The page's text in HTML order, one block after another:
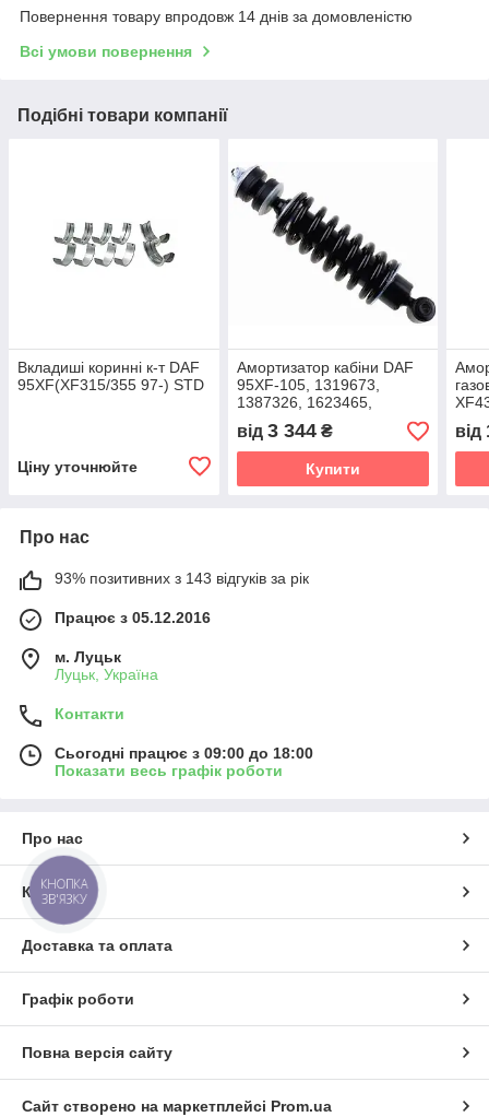
Повернення товару впродовж 14 днів за домовленістю
Всі умови повернення
Подібні товари компанії
Вкладиші коринні к-т DAF
95XF(XF315/355 97-) STD
Ціну уточнюйте
Амортизатор кабіни DAF
95XF-105, 1319673,
1387326, 1623465,
1792422, 1817663,
312781, mc016
від 3 344₴
Купити
від
Про нас
93% позитивних з 143 відгуків за рік
Працює з 05.12.2016
м. Луцьк
Луцьк, Україна
Контакти
Сьогодні працює з 09:00 до 18:00
Показати весь графік роботи
Про нас
Контакти
Доставка та оплата
Графік роботи
Повна версія сайту
Сайт створено на маркетплейсі Prom.ua
КНОПКА
ЗВ'ЯЗКУ